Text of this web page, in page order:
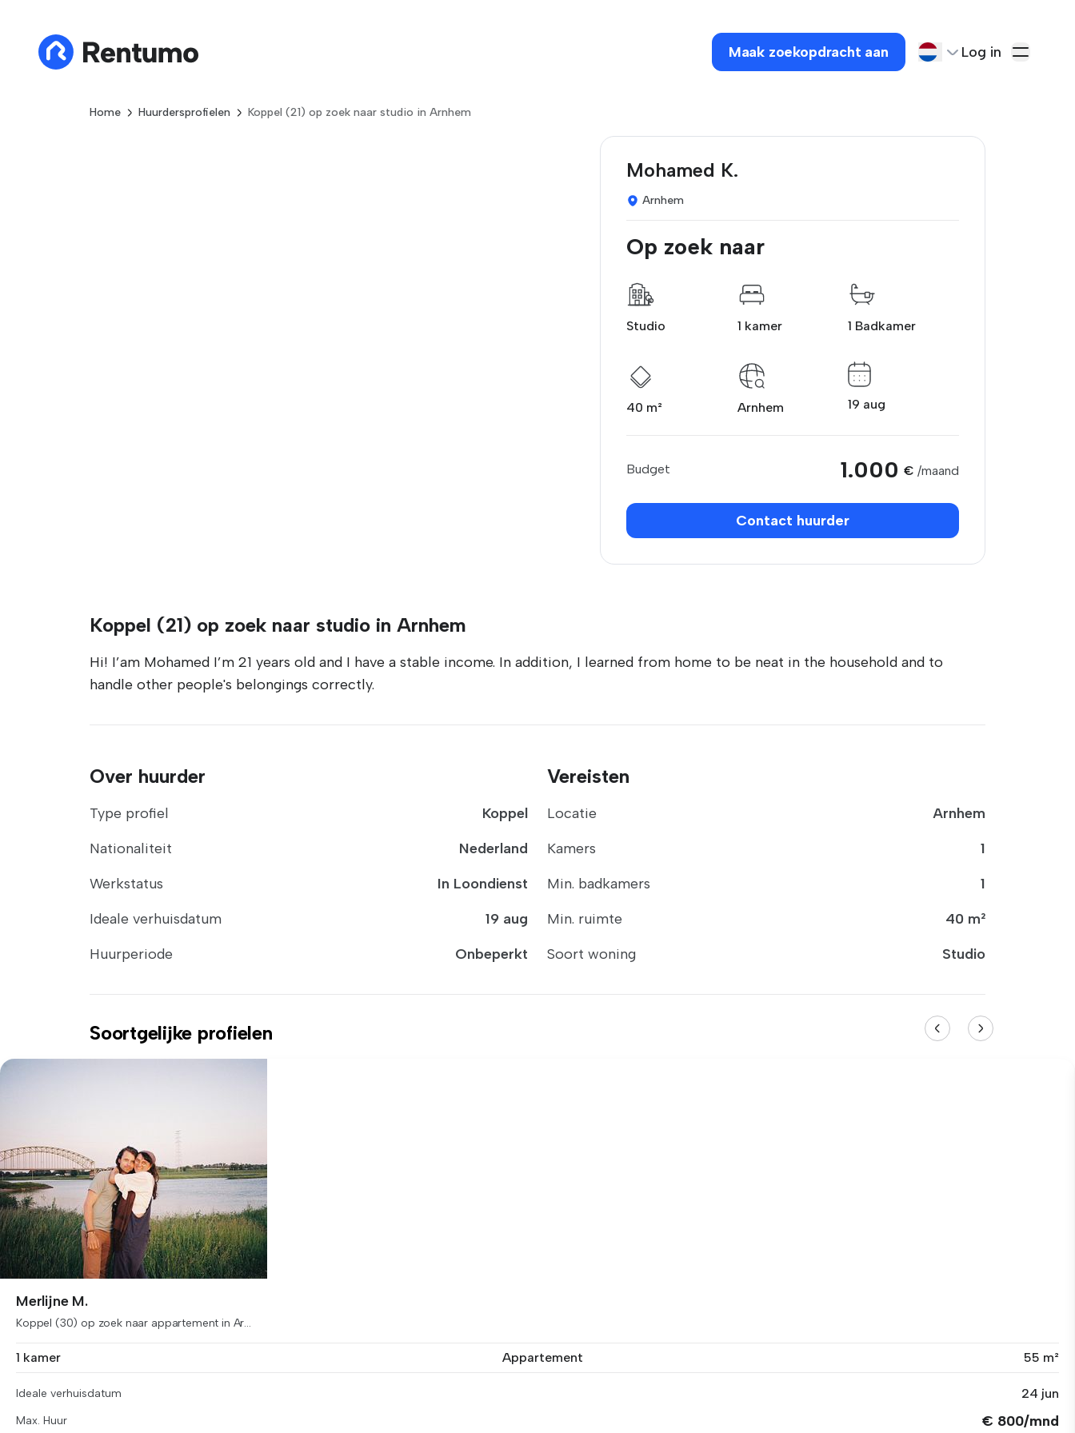
Maak zoekopdracht aan Log in
Home Huurdersprofielen Koppel (21) op zoek naar studio in Arnhem
Mohamed K.
Arnhem
Op zoek naar
Studio 1 kamer 1 Badkamer
40 m² Arnhem 19 aug
Budget 1.000 € /maand
Contact huurder
Koppel (21) op zoek naar studio in Arnhem
Hi! I’am Mohamed I’m 21 years old and I have a stable income. In addition, I learned from home to be neat in the household and to
handle other people's belongings correctly.
Over huurder
Type profiel
Koppel
Nationaliteit
Nederland
Werkstatus
In Loondienst
Ideale verhuisdatum
19 aug
Huurperiode
Onbeperkt
Vereisten
Locatie
Arnhem
Kamers
1
Min. badkamers
1
Min. ruimte
40 m²
Soort woning
Studio
Soortgelijke profielen
Merlijne M.
Koppel (30) op zoek naar appartement in Ar...
1 kamer Appartement 55 m²
Ideale verhuisdatum 24 jun
Max. Huur € 800/mnd